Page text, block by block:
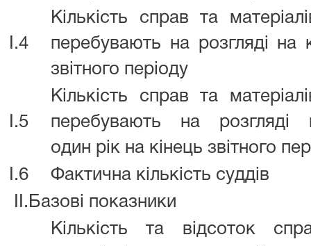
I.4
Кількість справ та
перебувають на розгляді на
звітного періоду
I.5
Кількість справ та
перебувають на розгляді
один рік на кінець звітного
I.6
Фактична кількість суддів
II.Базові показники
Кількість та відсоток